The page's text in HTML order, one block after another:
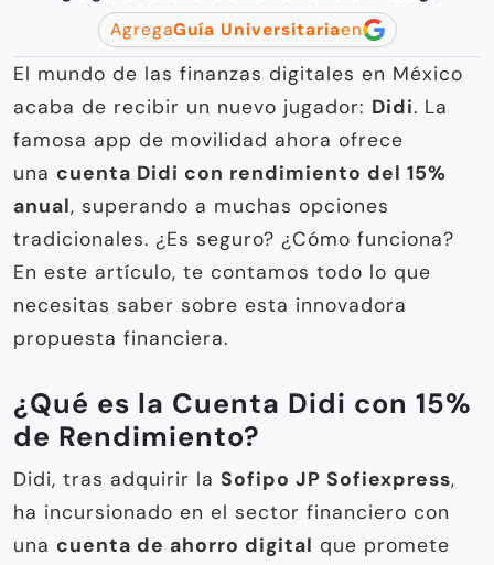
AgregaGuía Universitariaen
El mundo de las finanzas digitales en México
acaba de recibir un nuevo jugador: Didi. La
famosa app de movilidad ahora ofrece
una cuenta Didi con rendimiento del 15%
anual, superando a muchas opciones
tradicionales. ¿Es seguro? ¿Cómo funciona?
En este artículo, te contamos todo lo que
necesitas saber sobre esta innovadora
propuesta financiera.
¿Qué es la Cuenta Didi con 15%
de Rendimiento?
Didi, tras adquirir la Sofipo JP Sofiexpress,
ha incursionado en el sector financiero con
una cuenta de ahorro digital que promete